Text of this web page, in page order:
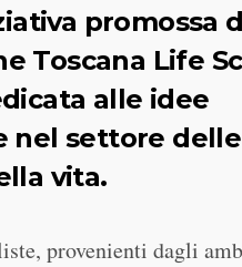
promossa
Toscana Life
alle idee
nel settore delle
vita.
provenienti dagli